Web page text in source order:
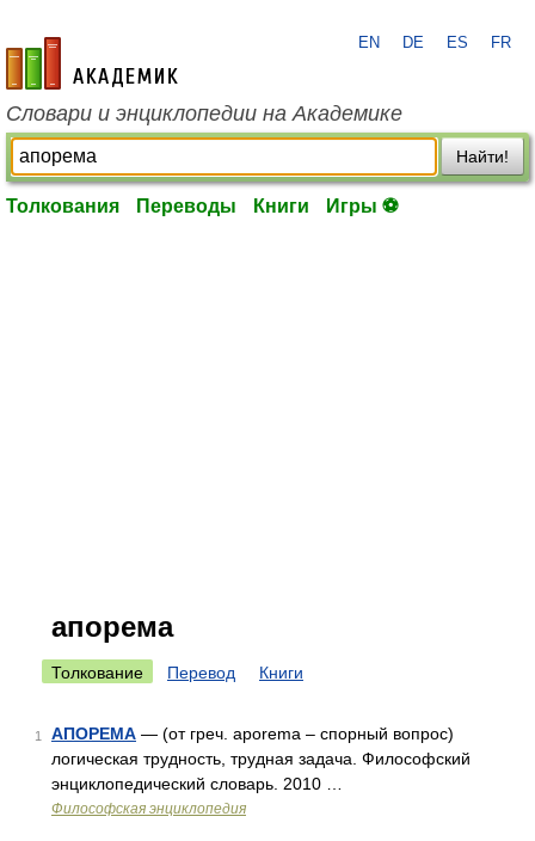
academic.ru
EN DE ES FR
Словари и энциклопедии на Академике
Найти!
Толкования Переводы Книги Игры ⚽
апорема
Толкование Перевод Книги
1 АПОРЕМА — (от греч. aporema – спорный вопрос)
логическая трудность, трудная задача. Философский
энциклопедический словарь. 2010 …
Философская энциклопедия